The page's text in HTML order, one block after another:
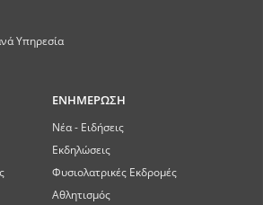
Υπηρεσία
ΕΝΗΜΕΡΩΣΗ
Νέα - Ειδήσεις
Εκδηλώσεις
Φυσιολατρικές Εκδρομές
Αθλητισμός